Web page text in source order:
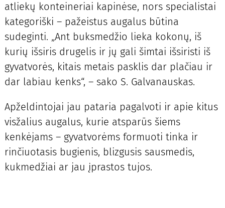
atliekų konteineriai kapinėse, nors specialistai
kategoriški – pažeistus augalus būtina
sudeginti. „Ant buksmedžio lieka kokonų, iš
kurių išsiris drugelis ir jų gali šimtai išsiristi iš
gyvatvorės, kitais metais pasklis dar plačiau ir
dar labiau kenks“, – sako S. Galvanauskas.
Apželdintojai jau pataria pagalvoti ir apie kitus
visžalius augalus, kurie atsparūs šiems
kenkėjams – gyvatvorėms formuoti tinka ir
rinčiuotasis bugienis, blizgusis sausmedis,
kukmedžiai ar jau įprastos tujos.